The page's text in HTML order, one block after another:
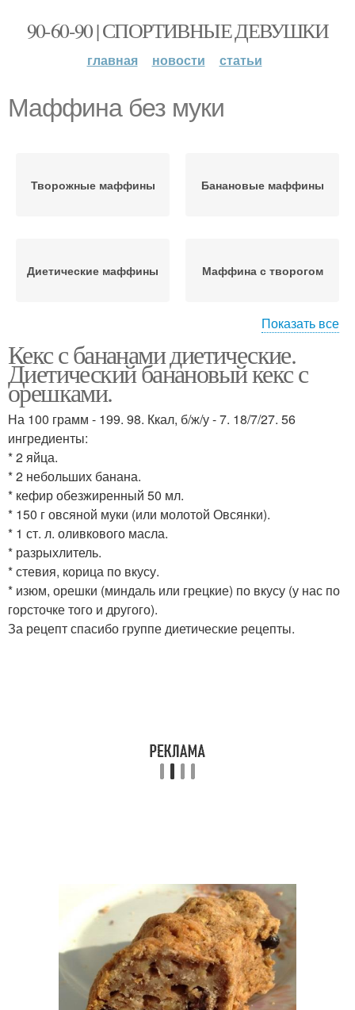
90-60-90 | СПОРТИВНЫЕ ДЕВУШКИ
главная новости статьи
Маффина без муки
Творожные маффины Банановые маффины
Диетические маффины Маффина с творогом
Яблочно-творожные
маффины
Бисквит без муки
Шоколадные маффины
Маффина из творога
Маффина из овсяной
Морковные маффины
Показать все
Кекс с бананами диетические.
Диетический банановый кекс с
орешками.
На 100 грамм - 199. 98. Ккал, б/ж/у - 7. 18/7/27. 56
ингредиенты:
* 2 яйца.
* 2 небольших банана.
* кефир обезжиренный 50 мл.
* 150 г овсяной муки (или молотой Овсянки).
* 1 ст. л. оливкового масла.
* разрыхлитель.
* стевия, корица по вкусу.
* изюм, орешки (миндаль или грецкие) по вкусу (у нас по
горсточке того и другого).
За рецепт спасибо группе диетические рецепты.